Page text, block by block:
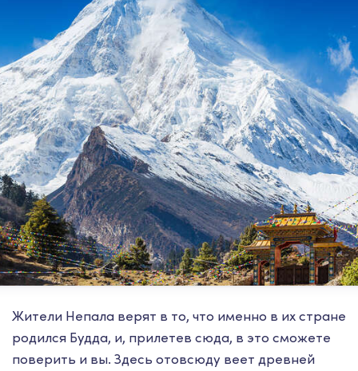
Жители Непала верят в то, что именно в их стране
родился Будда, и, прилетев сюда, в это сможете
поверить и вы. Здесь отовсюду веет древней